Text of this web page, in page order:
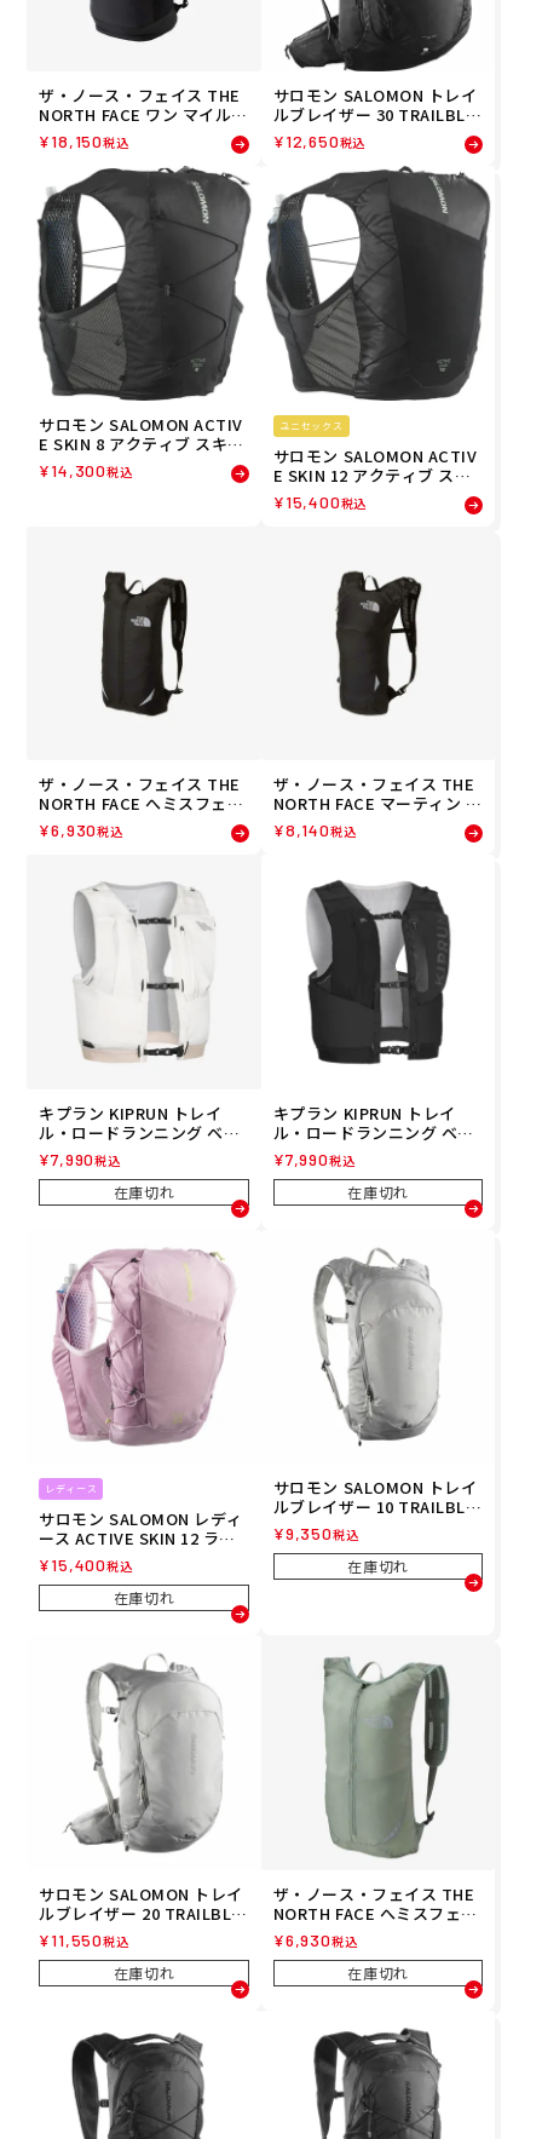
ザ・ノース・フェイス THE
NORTH FACE ワン マイル 2
2 ONE MILE 22 ランニング
トレラン バックパック NM6
2460-K 26FW
¥18,150税込
サロモン SALOMON トレイ
ルブレイザー 30 TRAILBLA
ZER 30 ランニング バック
パック LC2183200 26FA
¥12,650税込
サロモン SALOMON ACTIV
E SKIN 8 アクティブ スキン
8 ランニングベスト フラス
ク付 LC2177800 26FA
¥14,300税込
ユニセックス
サロモン SALOMON ACTIV
E SKIN 12 アクティブ スキ
ン 12 ランニングベスト フ
ラスク付 ランニング バック
¥15,400税込
ザ・ノース・フェイス THE
NORTH FACE へミスフェア
ランニング バックパック N
M62416-K 26FW
¥6,930税込
ザ・ノース・フェイス THE
NORTH FACE マーティン ウ
ィング LT ランニング バッ
クパック NM62415-K 26FW
¥8,140税込
キプラン KIPRUN トレイ
ル・ロードランニング ベス
ト 5L 8947783 26SU
¥7,990税込
在庫切れ
キプラン KIPRUN トレイ
ル・ロードランニング ベス
ト 5L 8786242 26SU
¥7,990税込
在庫切れ
レディース
サロモン SALOMON レディ
ース ACTIVE SKIN 12 ラン
ニングベスト（フラスク
付） LC2861300 26SP
¥15,400税込
在庫切れ
サロモン SALOMON トレイ
ルブレイザー 10 TRAILBLA
ZER 10 ランニング バック
パック LC2855900 26FA
¥9,350税込
在庫切れ
サロモン SALOMON トレイ
ルブレイザー 20 TRAILBLA
ZER 20 ランニング バック
パック LC2855700 26FA
¥11,550税込
在庫切れ
ザ・ノース・フェイス THE
NORTH FACE へミスフェア
HEMISPHERE ランニング
バックパック NM62416-SE
26SS 春夏
¥6,930税込
在庫切れ